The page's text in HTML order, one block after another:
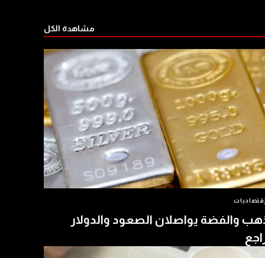
مشاهدة الكل
إقتصاديات
والفضة يواصلان الصعود والدولار